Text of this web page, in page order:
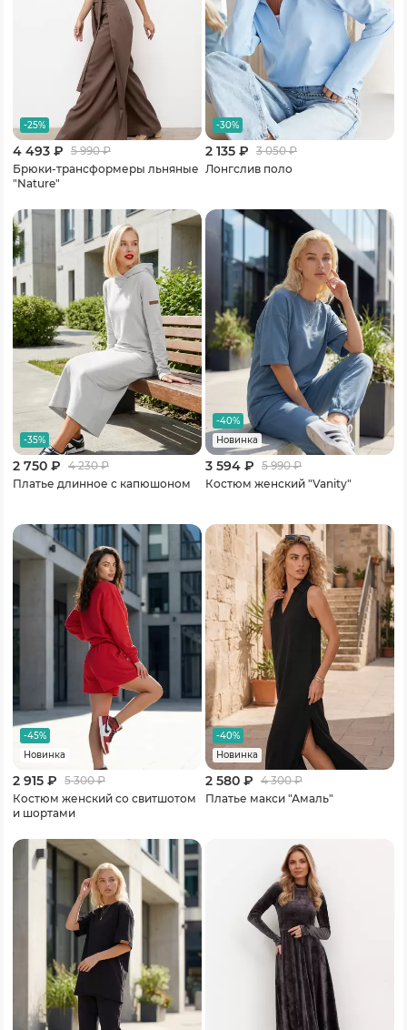
-25%
4 493 ₽ 5 990₽
Брюки-трансформеры льняные
"Nature"
-30%
2 135 ₽ 3 050₽
Лонгслив поло
-35%
2 750 ₽ 4 230₽
Платье длинное с капюшоном
-40%
Новинка
3 594 ₽ 5 990₽
Костюм женский "Vanity"
-45%
Новинка
2 915 ₽ 5 300₽
Костюм женский со свитшотом
и шортами
-40%
Новинка
2 580 ₽ 4 300₽
Платье макси "Амаль"